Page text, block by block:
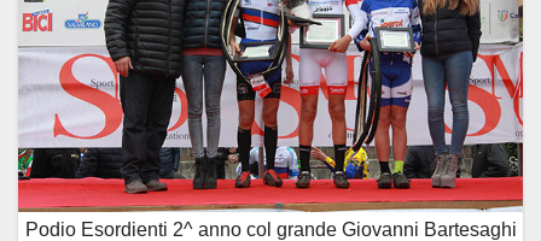
Podio Esordienti 2^ anno col grande Giovanni Bartesaghi